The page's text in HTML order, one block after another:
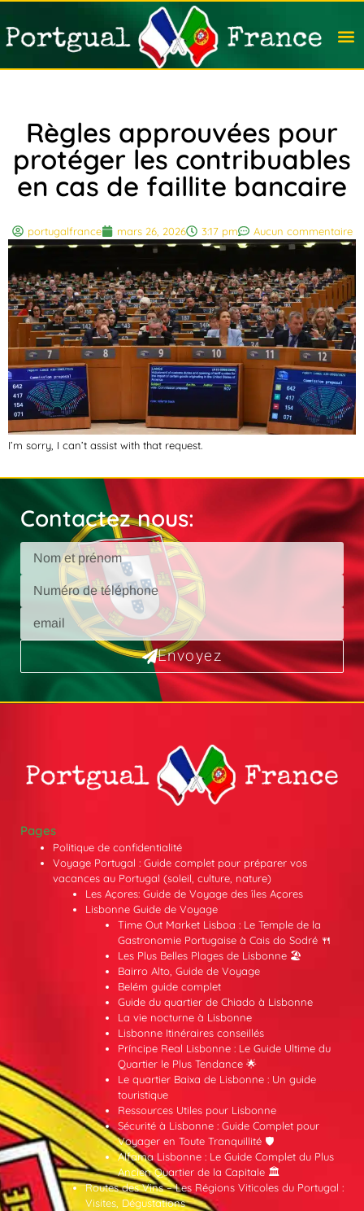
Règles approuvées pour
protéger les contribuables
en cas de faillite bancaire
portugalfrance mars 26, 2026 3:17 pm Aucun commentaire
I’m sorry, I can’t assist with that request.
Contactez nous:
Envoyez
Pages
Politique de confidentialité
Voyage Portugal : Guide complet pour préparer vos
vacances au Portugal (soleil, culture, nature)
Les Açores: Guide de Voyage des îles Açores
Lisbonne Guide de Voyage
Time Out Market Lisboa : Le Temple de la
Gastronomie Portugaise à Cais do Sodré 🍴
Les Plus Belles Plages de Lisbonne 🏖️
Bairro Alto, Guide de Voyage
Belém guide complet
Guide du quartier de Chiado à Lisbonne
La vie nocturne à Lisbonne
Lisbonne Itinéraires conseillés
Príncipe Real Lisbonne : Le Guide Ultime du
Quartier le Plus Tendance 🌟
Le quartier Baixa de Lisbonne : Un guide
touristique
Ressources Utiles pour Lisbonne
Sécurité à Lisbonne : Guide Complet pour
Voyager en Toute Tranquillité 🛡️
Alfama Lisbonne : Le Guide Complet du Plus
Ancien Quartier de la Capitale 🏛️
Routes des Vins – Les Régions Viticoles du Portugal :
Visites, Dégustations